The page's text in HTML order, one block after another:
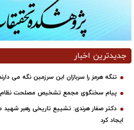
جدیدترین اخبار
تنگه هرمز را سربازان این سرزمین نگه می
پیام سخنگوی مجمع تشخیص مصلحت نظام به
دکتر صفار هرندی: تشییع تاریخی رهبر شهید
ایجاد کرد